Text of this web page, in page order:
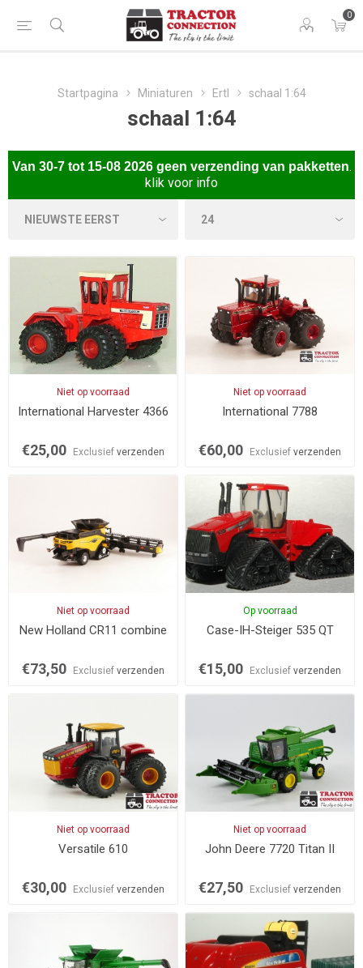
0
Startpagina Miniaturen Ertl schaal 1:64
schaal 1:64
Van 30-7 tot 15-08 2026 geen verzending van pakketten.
klik voor info
Niet op voorraad
International Harvester 4366
€25,00 Exclusief verzenden
Niet op voorraad
International 7788
€60,00 Exclusiefverzenden
Niet op voorraad
New Holland CR11 combine
€73,50 Exclusief verzenden
Op voorraad
Case-IH-Steiger 535 QT
€15,00 Exclusiefverzenden
Niet op voorraad
Versatile 610
€30,00 Exclusief verzenden
Niet op voorraad
John Deere 7720 Titan II
€27,50 Exclusiefverzenden